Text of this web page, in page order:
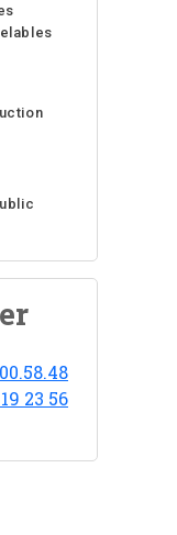
23 56